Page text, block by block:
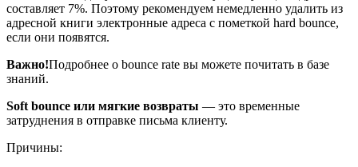
составляет 7%. Поэтому рекомендуем немедленно удалить из
адресной книги электронные адреса с пометкой hard bounce,
если они появятся.
Важно!Подробнее о bounce rate вы можете почитать в базе
знаний.
Soft bounce или мягкие возвраты — это временные
затруднения в отправке письма клиенту.
Причины: